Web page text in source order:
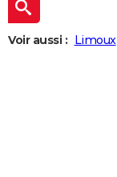
Guides de France
Escapades
Patrimoine
Expositions
Musées
Week-end nature
+
LIFESTYLE
Voir aussi : Limoux